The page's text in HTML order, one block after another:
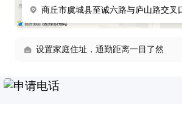
设置家庭住址，通勤距离一目了然